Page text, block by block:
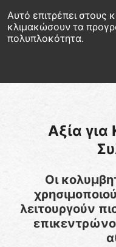
Αυτό επιτρέπει στους
κλιμακώσουν τα
πολυπλοκότητα.
Αξία για
Οι
λειτουργούν